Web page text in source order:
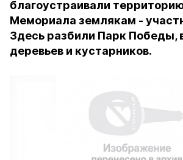
благоустраивали
Мемориала землякам -
Здесь разбили Парк Победы,
деревьев и кустарников.